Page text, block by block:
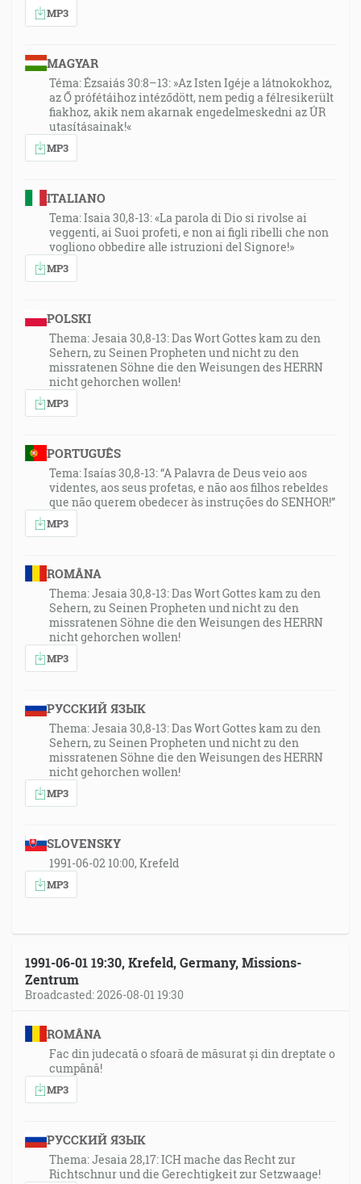
MP3
MAGYAR
Téma: Ézsaiás 30:8–13: »Az Isten Igéje a látnokokhoz,
az Ő prófétáihoz intéződött, nem pedig a félresikerült
fiakhoz, akik nem akarnak engedelmeskedni az ÚR
utasításainak!«
MP3
ITALIANO
Tema: Isaia 30,8-13: «La parola di Dio si rivolse ai
veggenti, ai Suoi profeti, e non ai figli ribelli che non
vogliono obbedire alle istruzioni del Signore!»
MP3
POLSKI
Thema: Jesaia 30,8-13: Das Wort Gottes kam zu den
Sehern, zu Seinen Propheten und nicht zu den
missratenen Söhne die den Weisungen des HERRN
nicht gehorchen wollen!
MP3
PORTUGUÊS
Tema: Isaías 30,8-13: “A Palavra de Deus veio aos
videntes, aos seus profetas, e não aos filhos rebeldes
que não querem obedecer às instruções do SENHOR!”
MP3
ROMÂNA
Thema: Jesaia 30,8-13: Das Wort Gottes kam zu den
Sehern, zu Seinen Propheten und nicht zu den
missratenen Söhne die den Weisungen des HERRN
nicht gehorchen wollen!
MP3
РУССКИЙ ЯЗЫК
Thema: Jesaia 30,8-13: Das Wort Gottes kam zu den
Sehern, zu Seinen Propheten und nicht zu den
missratenen Söhne die den Weisungen des HERRN
nicht gehorchen wollen!
MP3
SLOVENSKY
1991-06-02 10:00, Krefeld
MP3
1991-06-01 19:30, Krefeld, Germany, Missions-
Zentrum
Broadcasted: 2026-08-01 19:30
ROMÂNA
Fac din judecată o sfoară de măsurat și din dreptate o
cumpănă!
MP3
РУССКИЙ ЯЗЫК
Thema: Jesaia 28,17: ICH mache das Recht zur
Richtschnur und die Gerechtigkeit zur Setzwaage!